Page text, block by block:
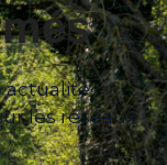
actualité,
les réseaux